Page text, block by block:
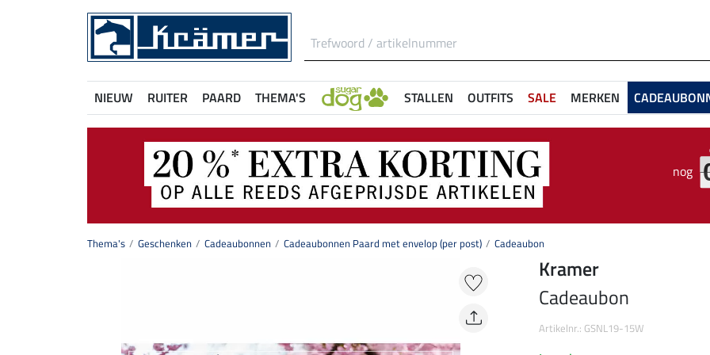
NIEUW RUITER PAARD THEMA'S STALLEN OUTFITS SALE MERKEN
nog
Thema's Geschenken Cadeaubonnen Cadeaubonnen Paard met envelop (per post) Cadeaubon
Kramer
Cadeaubon
Artikelnr.: GSNL19-15W